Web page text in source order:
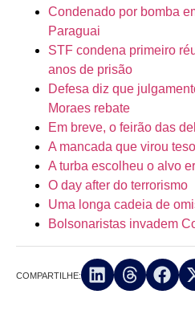
Condenado por bomba
Paraguai
STF condena primeiro
anos de prisão
Defesa diz que
Moraes rebate
Em breve, o feirão das
A mancada que virou
A turba escolheu o alvo
O day after do terrorismo
Uma longa cadeia de
Bolsonaristas invadem
COMPARTILHE: